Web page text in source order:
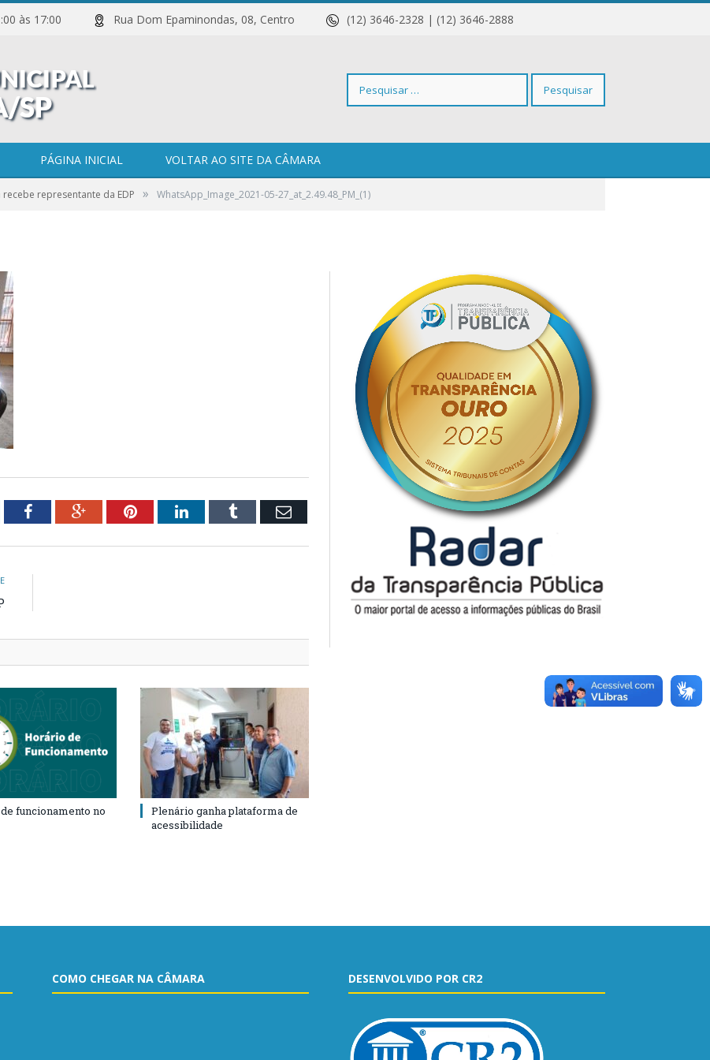
às 17:00 Rua Dom Epaminondas, 08, Centro (12) 3646-2328 | (12) 3646-2888
Pesquisar
por:
PÁGINA INICIAL VOLTAR AO SITE DA CÂMARA
recebe representante da EDP » WhatsApp_Image_2021-05-27_at_2.49.48_PM_(1)
05-
FacebookGoogle+PinterestLinkedInTumblr Email
funcionamento no
Plenário ganha plataforma de
acessibilidade
COMO CHEGAR NA CÂMARA DESENVOLVIDO POR CR2